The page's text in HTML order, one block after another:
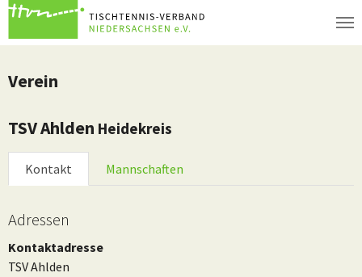
Zum Hauptinhalt springen
Verein
TSV Ahlden Heidekreis
Kontakt Mannschaften
Adressen
Kontaktadresse
TSV Ahlden